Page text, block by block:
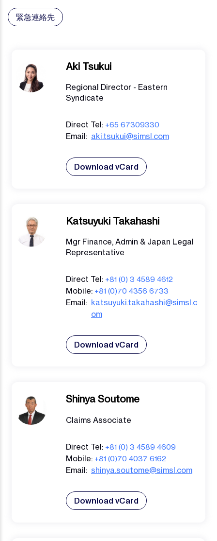
緊急連絡先
Aki Tsukui
Regional Director - Eastern
Syndicate
Direct Tel: +65 67309330
Email: aki.tsukui@simsl.com
Download vCard
Katsuyuki Takahashi
Mgr Finance, Admin & Japan Legal
Representative
Direct Tel: +81 (0) 3 4589 4612
Mobile: +81 (0)70 4356 6733
Email: katsuyuki.takahashi@simsl.c
om
Download vCard
Shinya Soutome
Claims Associate
Direct Tel: +81 (0) 3 4589 4609
Mobile: +81 (0)70 4037 6162
Email: shinya.soutome@simsl.com
Download vCard